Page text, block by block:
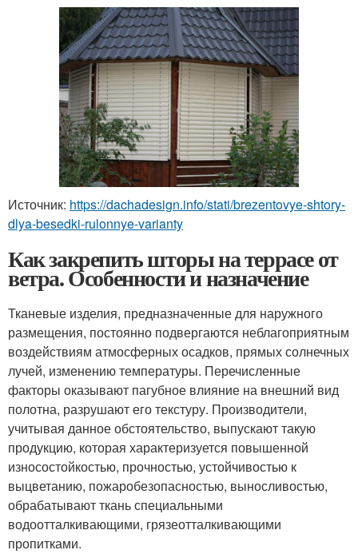
Источник: https://dachadesign.info/stati/brezentovye-shtory-
dlya-besedki-rulonnye-varianty
Как закрепить шторы на террасе от
ветра. Особенности и назначение
Тканевые изделия, предназначенные для наружного
размещения, постоянно подвергаются неблагоприятным
воздействиям атмосферных осадков, прямых солнечных
лучей, изменению температуры. Перечисленные
факторы оказывают пагубное влияние на внешний вид
полотна, разрушают его текстуру. Производители,
учитывая данное обстоятельство, выпускают такую
продукцию, которая характеризуется повышенной
износостойкостью, прочностью, устойчивостью к
выцветанию, пожаробезопасностью, выносливостью,
обрабатывают ткань специальными
водоотталкивающими, грязеотталкивающими
пропитками.